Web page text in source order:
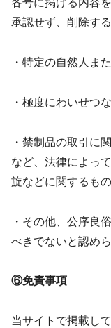
各号に掲げる内容
承認せず、削除す
・特定の自然人ま
・極度にわいせつ
・禁制品の取引に
など、法律によっ
旋などに関するもの
・その他、公序良
べきでないと認めら
⑥免責事項
当サイトで掲載し